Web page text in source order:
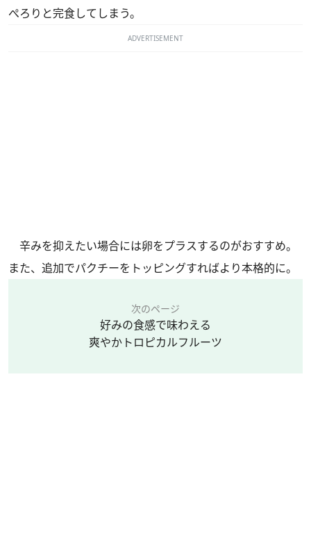
ぺろりと完食してしまう。
ADVERTISEMENT
辛みを抑えたい場合には卵をプラスするのがおすすめ。
また、追加でパクチーをトッピングすればより本格的に。
次のページ
好みの食感で味わえる
爽やかトロピカルフルーツ